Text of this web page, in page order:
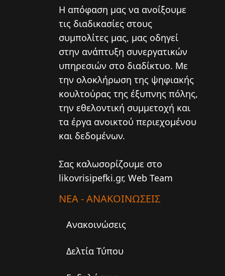
Η απόφαση μας να ανοίξουμε
τις διαδικασίες στους
συμπολίτες μας, μας οδηγεί
στην ανάπτυξη συνεργατικών
υπηρεσιών στο διαδίκτυο. Mε
την ολοκλήρωση της ψηφιακής
κουλτούρας της έξυπνης πόλης,
την εθελοντική συμμετοχή και
τα έργα ανοικτού περιεχομένου
και δεδομένων.
Σας καλωσορίζουμε στο
likovrisipefki.gr, Web Team
ΝΕΑ - ΑΝΑΚΟΙΝΩΣΕΙΣ
Ανακοινώσεις
Δελτία Τύπου